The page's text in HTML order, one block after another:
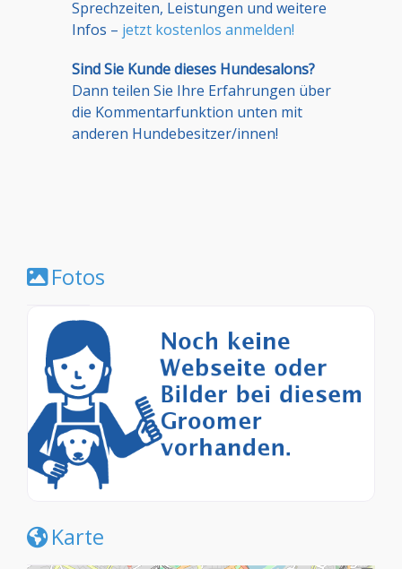
Sprechzeiten, Leistungen und weitere
Infos – jetzt kostenlos anmelden!
Sind Sie Kunde dieses Hundesalons?
Dann teilen Sie Ihre Erfahrungen über
die Kommentarfunktion unten mit
anderen Hundebesitzer/innen!
Fotos
Karte